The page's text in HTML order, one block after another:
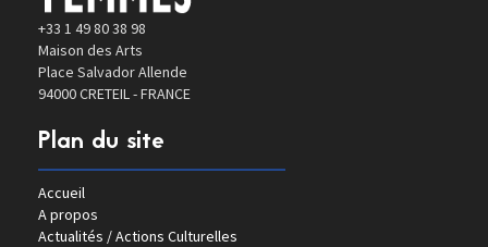
+33 1 49 80 38 98
Maison des Arts
Place Salvador Allende
94000 CRETEIL - FRANCE
Plan du site
Accueil
A propos
Actualités / Actions Culturelles